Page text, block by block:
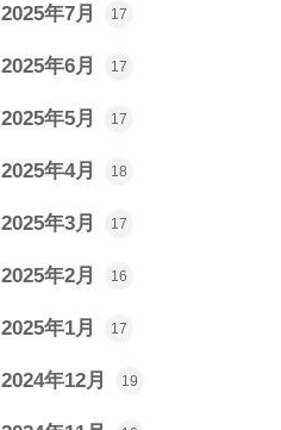
2025年7月 17
2025年6月 17
2025年5月 17
2025年4月 18
2025年3月 17
2025年2月 16
2025年1月 17
2024年12月 19